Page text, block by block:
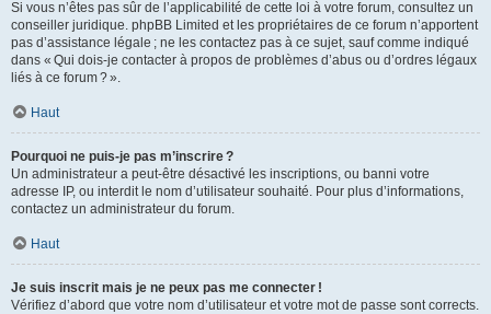
Si vous n’êtes pas sûr de l’applicabilité de cette loi à votre forum, consultez un
conseiller juridique. phpBB Limited et les propriétaires de ce forum n’apportent
pas d’assistance légale ; ne les contactez pas à ce sujet, sauf comme indiqué
dans « Qui dois-je contacter à propos de problèmes d’abus ou d’ordres légaux
liés à ce forum ? ».
Haut
Pourquoi ne puis-je pas m’inscrire ?
Un administrateur a peut-être désactivé les inscriptions, ou banni votre
adresse IP, ou interdit le nom d’utilisateur souhaité. Pour plus d’informations,
contactez un administrateur du forum.
Haut
Je suis inscrit mais je ne peux pas me connecter !
Vérifiez d’abord que votre nom d’utilisateur et votre mot de passe sont corrects.